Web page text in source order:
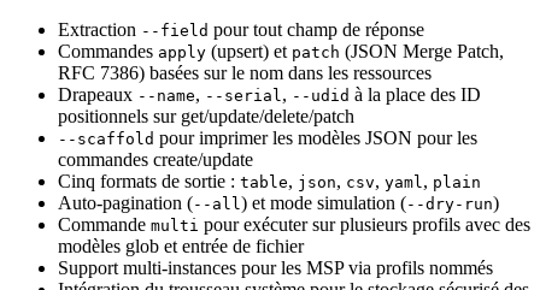
Extraction --field pour tout champ de réponse
Commandes apply (upsert) et patch (JSON Merge Patch,
RFC 7386) basées sur le nom dans les ressources
Drapeaux --name, --serial , --udid à la place des ID
positionnels sur get/update/delete/patch
--scaffold pour imprimer les modèles JSON pour les
commandes create/update
Cinq formats de sortie : table, json, csv, yaml , plain
Auto-pagination (--all ) et mode simulation (--dry-run)
Commande multi pour exécuter sur plusieurs profils avec des
modèles glob et entrée de fichier
Support multi-instances pour les MSP via profils nommés